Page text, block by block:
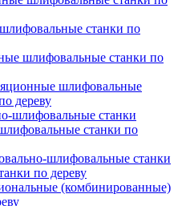
станки по
шлифовальные станки по
шлифовальные
дереву
шлифовальные станки
станки по
шлифовальные станки
по дереву
(комбинированные)